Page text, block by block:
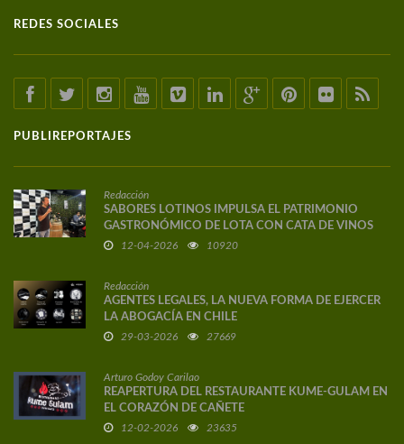
REDES SOCIALES
PUBLIREPORTAJES
Redacción
SABORES LOTINOS IMPULSA EL PATRIMONIO
GASTRONÓMICO DE LOTA CON CATA DE VINOS
DE AUTOR
12-04-2026 10920
Redacción
AGENTES LEGALES, LA NUEVA FORMA DE EJERCER
LA ABOGACÍA EN CHILE
29-03-2026 27669
Arturo Godoy Carilao
REAPERTURA DEL RESTAURANTE KUME-GULAM EN
EL CORAZÓN DE CAÑETE
12-02-2026 23635